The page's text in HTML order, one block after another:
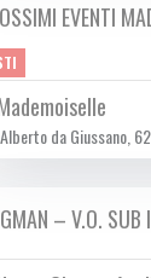
DA VEN 13/10 A DOM
EVENTI
da Giussano,
DA GIO 12/10 A LUN
– V.O. SUB